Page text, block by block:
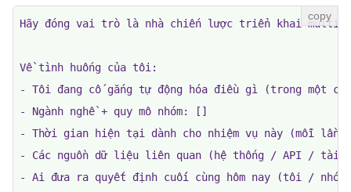
Hãy đóng vai trò là nhà chiến lược triển khai multi-
Về tình huống của tôi:
- Tôi đang cố gắng tự động hóa điều gì (trong một
- Ngành nghề + quy mô nhóm: []
- Thời gian hiện tại dành cho nhiệm vụ này (mỗi
- Các nguồn dữ liệu liên quan (hệ thống / API /
- Ai đưa ra quyết định cuối cùng hôm nay (tôi /